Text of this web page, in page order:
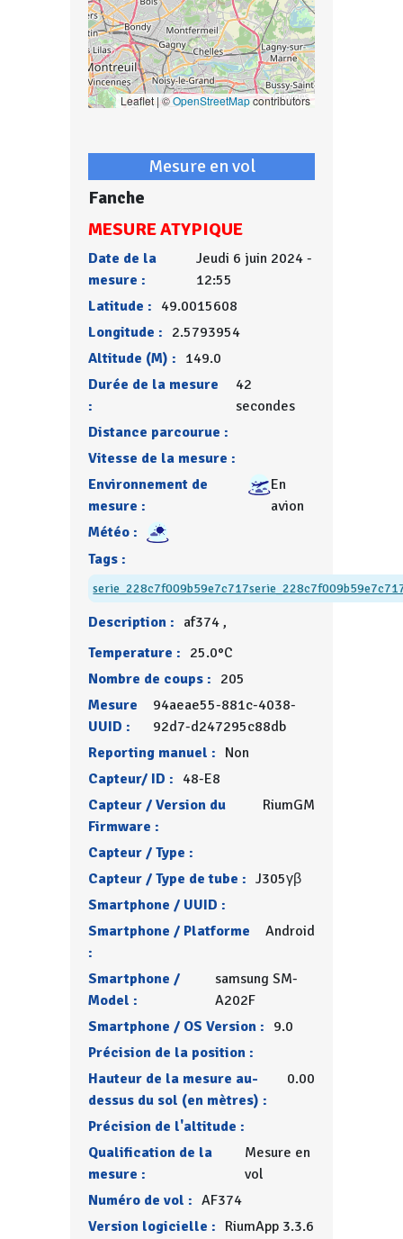
Leaflet | ©OpenStreetMapcontributors
Mesure en vol
Fanche
MESURE ATYPIQUE
Date de la
mesure :
Jeudi 6 juin 2024 -
12:55
Latitude : 49.0015608
Longitude : 2.5793954
Altitude (M) : 149.0
Durée de la mesure
:
42
secondes
Distance parcourue :
Vitesse de la mesure :
Environnement de
mesure :
En
avion
Météo :
Tags :
serie_228c7f009b59e7c717
Description : af374 ,
Temperature : 25.0°C
Nombre de coups : 205
Mesure
UUID :
94aeae55-881c-4038-
92d7-d247295c88db
Reporting manuel : Non
Capteur/ ID : 48-E8
Capteur / Version du
Firmware :
RiumGM
Capteur / Type :
Capteur / Type de tube : J305γβ
Smartphone / UUID :
Smartphone / Platforme
:
Android
Smartphone /
Model :
samsung SM-
A202F
Smartphone / OS Version : 9.0
Précision de la position :
Hauteur de la mesure au-
dessus du sol (en mètres) :
0.00
Précision de l'altitude :
Qualification de la
mesure :
Mesure en
vol
Numéro de vol : AF374
Version logicielle : RiumApp 3.3.6